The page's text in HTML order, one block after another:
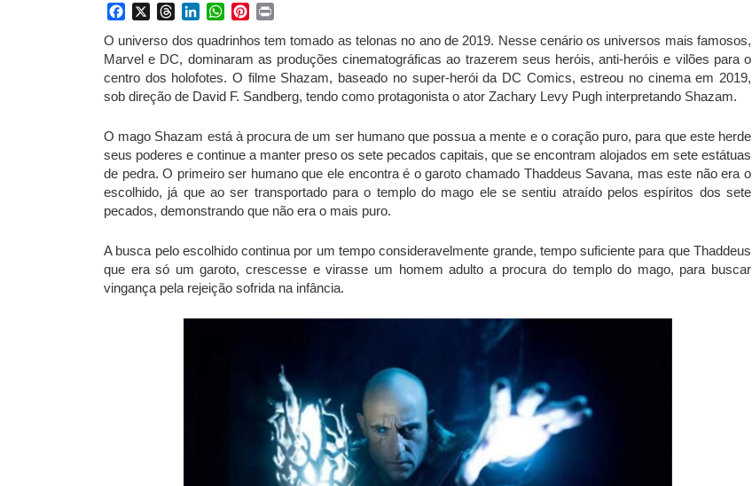
FacebookThreadsLinkedInWhatsApp
Pinterest
O universo dos quadrinhos tem tomado as telonas no ano de 2019. Nesse cenário os universos mais famosos,
Marvel e DC, dominaram as produções cinematográficas ao trazerem seus heróis, anti-heróis e vilões para o
centro dos holofotes. O filme Shazam, baseado no super-herói da DC Comics, estreou no cinema em 2019,
sob direção de David F. Sandberg, tendo como protagonista o ator Zachary Levy Pugh interpretando Shazam.
O mago Shazam está à procura de um ser humano que possua a mente e o coração puro, para que este herde
seus poderes e continue a manter preso os sete pecados capitais, que se encontram alojados em sete estátuas
de pedra. O primeiro ser humano que ele encontra é o garoto chamado Thaddeus Savana, mas este não era o
escolhido, já que ao ser transportado para o templo do mago ele se sentiu atraído pelos espíritos dos sete
pecados, demonstrando que não era o mais puro.
A busca pelo escolhido continua por um tempo consideravelmente grande, tempo suficiente para que Thaddeus
que era só um garoto, crescesse e virasse um homem adulto a procura do templo do mago, para buscar
vingança pela rejeição sofrida na infância.